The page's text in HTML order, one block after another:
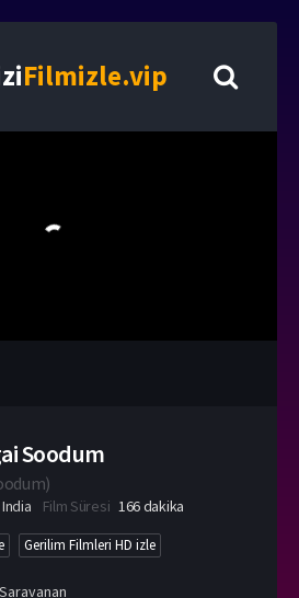
Filmizle.vip
Soodum
)
India Film Süresi 166 dakika
Gerilim Filmleri HD izle